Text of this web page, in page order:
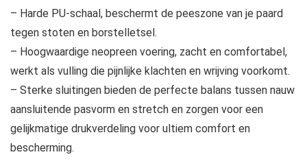
– Harde PU-schaal, beschermt de peeszone van je paard
tegen stoten en borstelletsel.
– Hoogwaardige neopreen voering, zacht en comfortabel,
werkt als vulling die pijnlijke klachten en wrijving voorkomt.
– Sterke sluitingen bieden de perfecte balans tussen nauw
aansluitende pasvorm en stretch en zorgen voor een
gelijkmatige drukverdeling voor ultiem comfort en
bescherming.